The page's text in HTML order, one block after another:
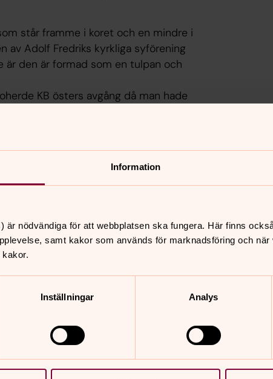
Information
är nödvändiga för att webbplatsen ska fungera. Här finns
samt kakor som används för marknadsföring och
Inställningar Analys
står framme i koret och en mindre i
av Adolf Fredriks kyrkliga syförening
är den är formad som en tulpan och
KB östers avgång då man hade
arkitekt Andreas Björklund och
för marknadsföring.